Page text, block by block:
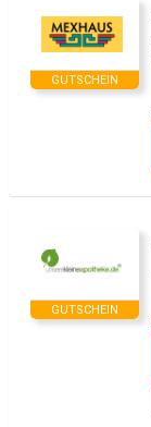
GUTSCHEIN
GUTSCHEIN